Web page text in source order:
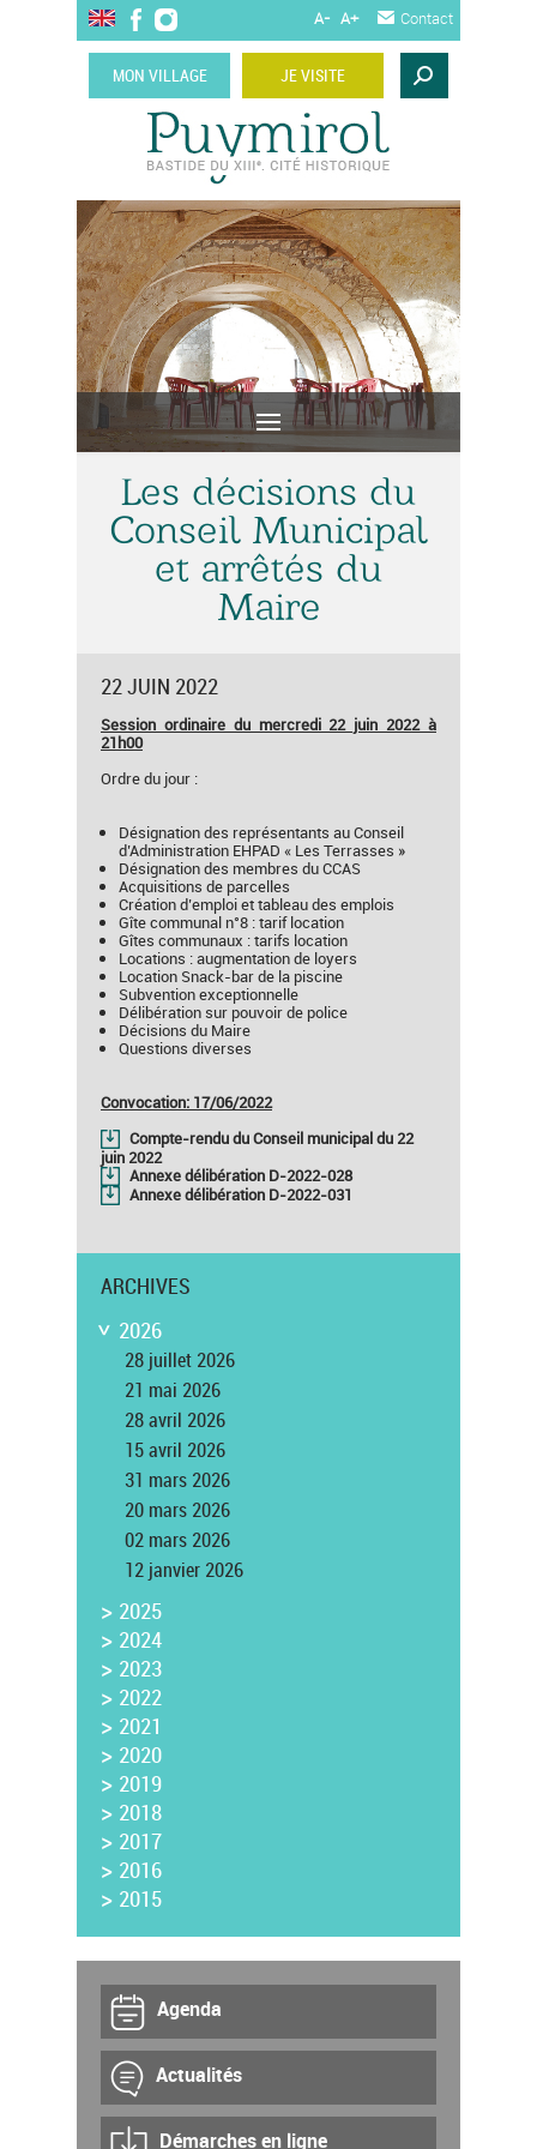
A- A+ Contact
MON VILLAGE JE VISITE
Les décisions du
Conseil Municipal
et arrêtés du
Maire
22 JUIN 2022
Session ordinaire du mercredi 22 juin 2022 à
21h00
Ordre du jour :
Désignation des représentants au Conseil
d’Administration EHPAD « Les Terrasses »
Désignation des membres du CCAS
Acquisitions de parcelles
Création d’emploi et tableau des emplois
Gîte communal n°8 : tarif location
Gîtes communaux : tarifs location
Locations : augmentation de loyers
Location Snack-bar de la piscine
Subvention exceptionnelle
Délibération sur pouvoir de police
Décisions du Maire
Questions diverses
Convocation: 17/06/2022
Compte-rendu du Conseil municipal du 22
juin 2022
Annexe délibération D-2022-028
Annexe délibération D-2022-031
ARCHIVES
>2026
28 juillet 2026
21 mai 2026
28 avril 2026
15 avril 2026
31 mars 2026
20 mars 2026
02 mars 2026
12 janvier 2026
> 2025
> 2024
> 2023
> 2022
> 2021
> 2020
> 2019
> 2018
> 2017
> 2016
> 2015
Agenda
Actualités
Démarches en ligne